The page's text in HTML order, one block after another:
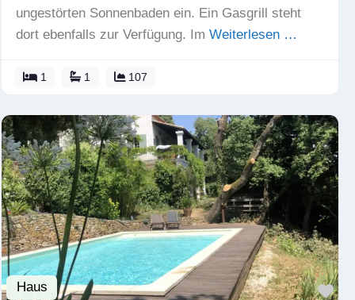
ungestörten Sonnenbaden ein. Ein Gasgrill steht
dort ebenfalls zur Verfügung. Im Weiterlesen …
1 1 107
Haus